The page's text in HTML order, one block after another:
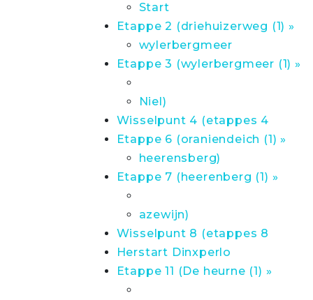
Start
Etappe 2 (driehuizerweg (1) »
wylerbergmeer
Etappe 3 (wylerbergmeer (1) »
Niel)
Wisselpunt 4 (etappes 4
Etappe 6 (oraniendeich (1) »
heerensberg)
Etappe 7 (heerenberg (1) »
azewijn)
Wisselpunt 8 (etappes 8
Herstart Dinxperlo
Etappe 11 (De heurne (1) »